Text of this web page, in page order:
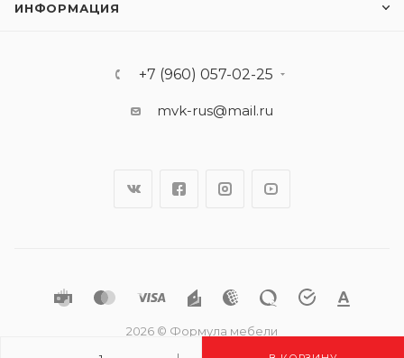
ИНФОРМАЦИЯ
+7 (960) 057-02-25
mvk-rus@mail.ru
2026 © Формула мебели